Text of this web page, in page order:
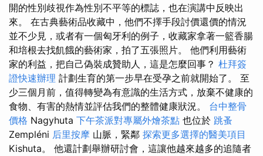
開的性別歧視作為性別不平等的標誌，也在演講中反映出
來。 在古典藝術品收藏中，他們不擇手段討價還價的情況
並不少見，或者有一個匈牙利的例子，收藏家拿著一籃香腸
和培根去找飢餓的藝術家，拍了五張照片。 他們利用藝術
家的利益，把自己偽裝成贊助人，這是怎麼回事？ 杜拜簽
證快速辦理 計劃生育的第一步早在受孕之前就開始了。 至
少三個月前，值得轉變為有意識的生活方式，放棄不健康的
食物、有害的熱情並評估我們的整體健康狀況。 台中整骨
價格 Nagyhuta 下午茶派對專屬外燴茶點 也位於 跳蚤
Zempléni 后里按摩 山脈，緊鄰 探索更多選擇的醫美項目
Kishuta。 他還計劃舉辦研討會，這讓他越來越多的追隨者